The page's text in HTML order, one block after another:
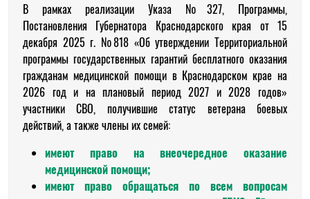
В рамках реализации Указа №327, Программы,
Постановления Губернатора Краснодарского края от 15
декабря 2025 г. №818 «Об утверждении Территориальной
программы государственных гарантий бесплатного оказания
гражданам медицинской помощи в Краснодарском крае на
2026 год и на плановый период 2027 и 2028 годов»
участники СВО, получившие статус ветерана боевых
действий, а также члены их семей:
имеют право на внеочередное оказание
медицинской помощи;
имеют право обращаться по всем вопросам